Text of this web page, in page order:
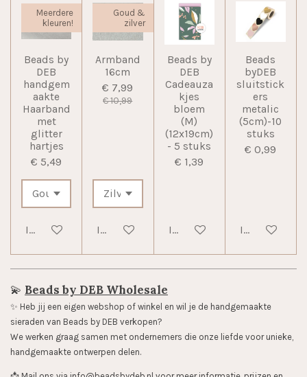
Meerdere
kleuren!
Beads by
DEB
handgem
aakte
Haarband
met
glitter
hartjes
€ 5,49
In winkelwagen
Goud &
zilver
Armband
16cm
€ 7,99
€ 10,99
In winkelwagen
Beads by
DEB
Cadeauza
kjes
bloem
(M)
(12x19cm)
- 5 stuks
€ 1,39
In winkelwagen
Beads
byDEB
sluitstick
ers
metalic
(5cm)-10
stuks
€ 0,99
In
💫 Beads by DEB Wholesale
✨️ Heb jij een eigen webshop of winkel en wil je de handgemaakte
sieraden van Beads by DEB verkopen?
We werken graag samen met ondernemers die onze liefde voor unieke,
handgemaakte ontwerpen delen.